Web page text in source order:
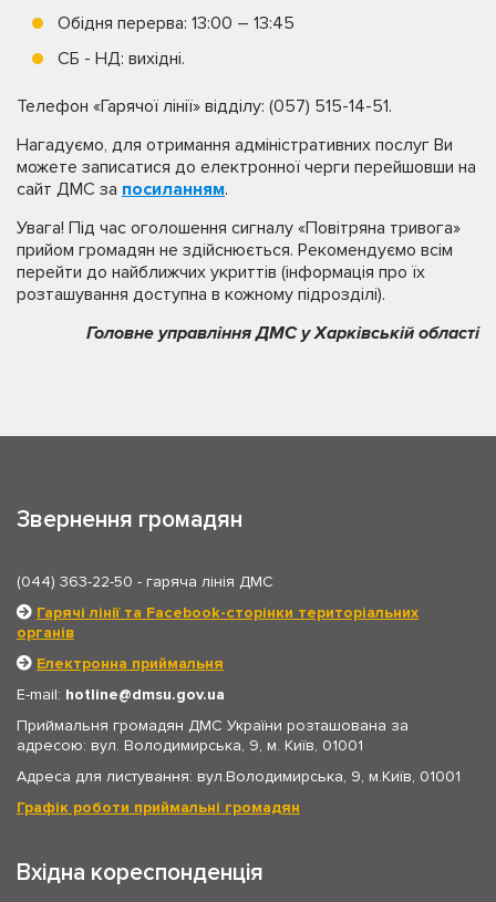
Обідня перерва: 13:00 – 13:45
СБ - НД: вихідні.
Телефон «Гарячої лінії» відділу: (057) 515-14-51.
Нагадуємо, для отримання адміністративних послуг Ви
можете записатися до електронної черги перейшовши на
сайт ДМС за посиланням.
Увага! Під час оголошення сигналу «Повітряна тривога»
прийом громадян не здійснюється. Рекомендуємо всім
перейти до найближчих укриттів (інформація про їх
розташування доступна в кожному підрозділі).
Головне управління ДМС у Харківській області
Звернення громадян
(044) 363-22-50 - гаряча лінія ДМС
Гарячі лінії та Facebook-сторінки територіальних
органів
Електронна приймальня
E-mail: hotline
dmsu.gov.ua
Приймальня громадян ДМС України розташована за
адресою: вул. Володимирська, 9, м. Київ, 01001
Адреса для листування: вул.Володимирська, 9, м.Київ, 01001
Графік роботи приймальні громадян
Вхідна кореспонденція